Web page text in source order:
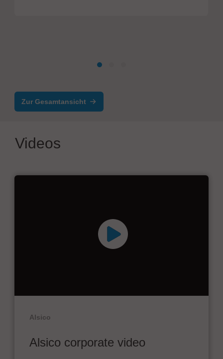
Zur Gesamtansicht
Videos
Alsico
Alsico corporate video